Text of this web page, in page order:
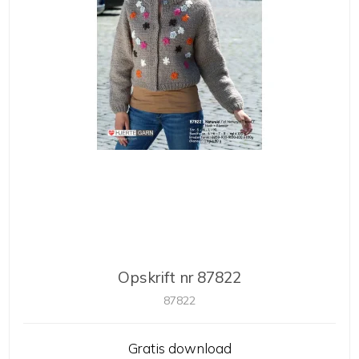
Opskrift nr 87822
87822
Gratis download